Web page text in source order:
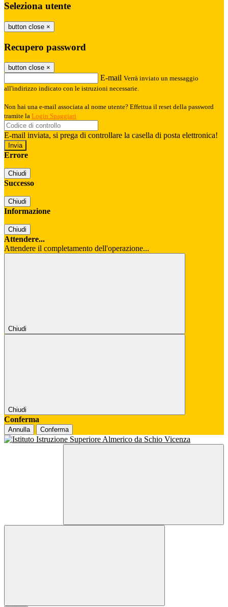
Seleziona utente
button close ×
Recupero password
button close ×
E-mail Verrà inviato un messaggio
all'indirizzo indicato con le istruzioni necessarie.
Non hai una e-mail associata al nome utente? Effettua il reset della password
tramite la Login Spaggiari
E-mail inviata, si prega di controllare la casella di posta elettronica!
Errore
Chiudi
Successo
Chiudi
Informazione
Chiudi
Attendere...
Attendere il completamento dell'operazione...
Chiudi
Chiudi
Conferma
Annulla Conferma